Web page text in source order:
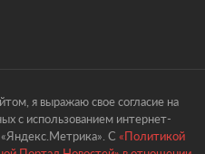
я выражаю свое согласие на
с использованием интернет-
С «Политикой